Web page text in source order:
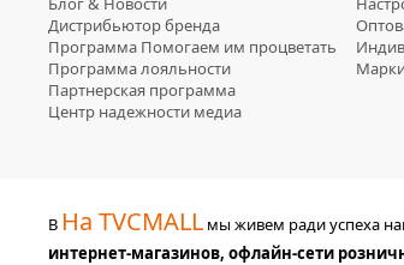
Дистрибьютор бренда
Программа Помогаем им процветать
Программа лояльности
Партнерская программа
Центр надежности медиа
В На TVCMALL мы живем ради успеха
интернет-магазинов, офлайн-сети